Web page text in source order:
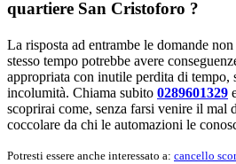
quartiere San Cristoforo ?
La risposta ad entrambe le domande
stesso tempo potrebbe avere
appropriata con inutile perdita di tempo,
incolumità. Chiama subito 0289601329
scoprirai come, senza farsi venire il mal
coccolare da chi le automazioni le
Potresti essere anche interessato a: cancello